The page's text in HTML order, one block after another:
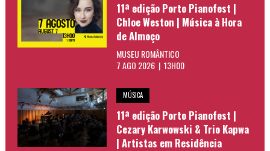
11ª edição Porto Pianofest |
Chloe Weston | Música à Hora
de Almoço
MUSEU ROMÂNTICO
7 AGO 2026 | 13H00
MÚSICA
11ª edição Porto Pianofest |
Cezary Karwowski & Trio Kapwa
| Artistas em Residência